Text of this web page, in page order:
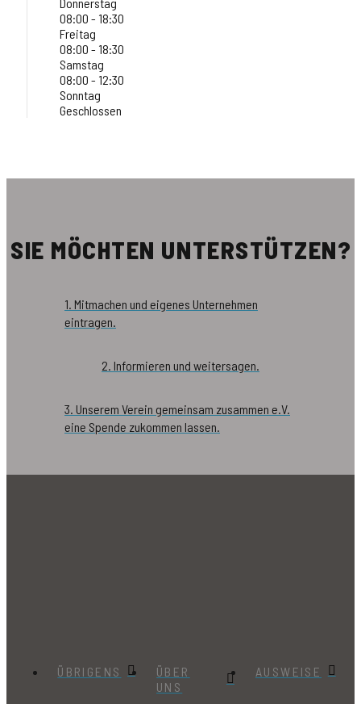
08:00 - 18:30
Freitag
08:00 - 18:30
Samstag
08:00 - 12:30
Sonntag
Geschlossen
SIE MÖCHTEN UNTERSTÜTZEN?
1. Mitmachen und eigenes Unternehmen
eintragen.
2. Informieren und weitersagen.
3. Unserem Verein gemeinsam zusammen e.V.
eine Spende zukommen lassen.
ÜBRIGENS
ÜBER
UNS
AUSWEISE